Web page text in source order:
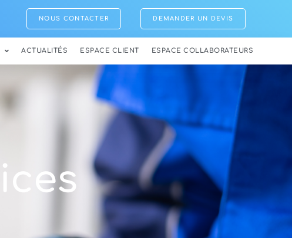
NOUS CONTACTER DEMANDER UN DEVIS
ACTUALITÉS ESPACE CLIENT ESPACE COLLABORATEURS